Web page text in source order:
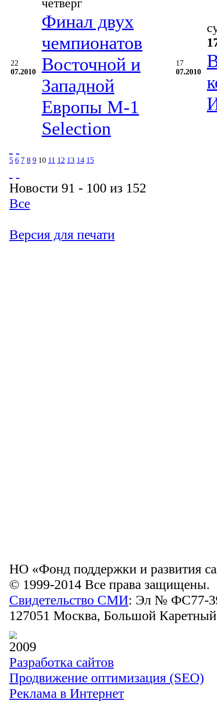
22
07.2010
четверг
Финал двух
чемпионатов
Восточной и
Западной
Европы М-1
Selection
17
07.2010
5 6 7 8 9 10 11 12 13 14 15
Новости 91 - 100 из 152
Все
Версия для печати
НО «Фонд поддержки и развития
© 1999-2014 Все права защищены.
Свидетельство СМИ: Эл № ФС77-
127051 Москва, Большой
2009
Разработка сайтов
Продвижение оптимизация (SEO)
Реклама в Интернет